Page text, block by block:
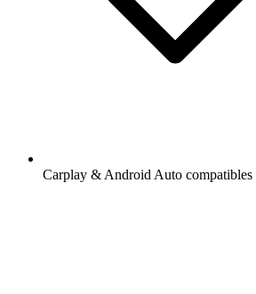
Carplay & Android Auto compatibles